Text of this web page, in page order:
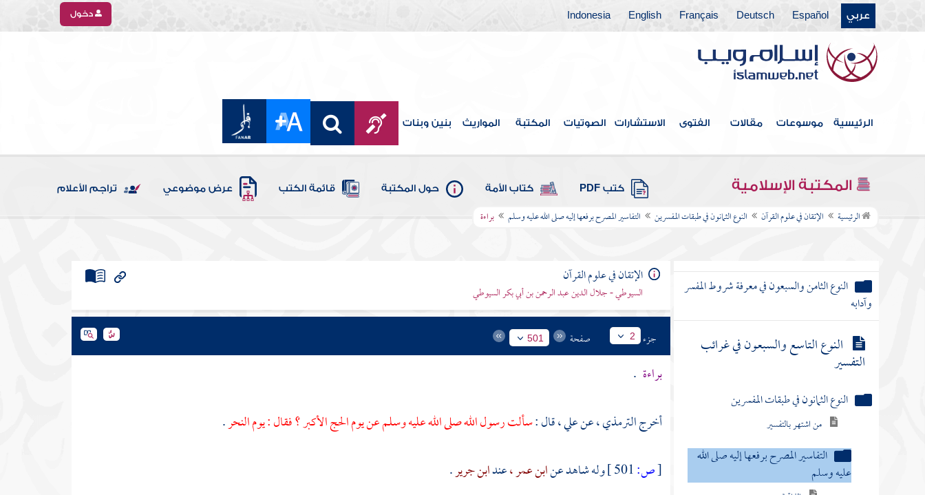
عربي Español
Deutsch
Français
English
Indonesia دخول
الرئيسية موسوعات مقالات الفتوى الاستشارات الصوتيات المكتبة المواريث بنين وبنات
المكتبة الإسلامية كتب PDF كتاب الأمة حول المكتبة قائمة الكتب عرض موضوعي تراجم الأعلام
الرئيسية الإتقان في علوم القرآن النوع الثمانون في طبقات المفسرين التفاسير المصرح برفعها إليه صلى الله عليه وسلم براءة
النوع الثالث والسبعون في أفضل
القرآن وفضائله
النوع الرابع والسبعون في مفردات
القرآن
النوع السادس والسبعون في مرسوم الخط
وآداب كتابته
النوع الثامن والسبعون في معرفة شروط المفسر
وآدابه
النوع التاسع والسبعون في غرائب
التفسير
النوع الثمانون في طبقات المفسرين
من اشتهر بالتفسير
التفاسير المصرح برفعها إليه صلى الله
عليه وسلم
الإتقان في علوم القرآن
السيوطي - جلال الدين عبد الرحمن بن أبي بكر السيوطي
جزء 2 صفحة 501
براءة .
أخرجالترمذي ،عنعلي ،قال :سألت رسول الله صلى الله عليه وسلم عن يوم الحج الأكبر ؟ فقال : يوم النحر.
[ص: وله شاهد عنابن عمر ،عندابن جرير.